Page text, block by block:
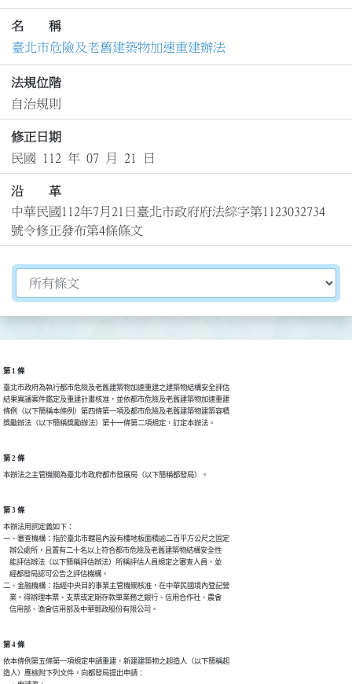
名 稱
臺北市危險及老舊建築物加速重建辦法
法規位階
自治規則
修正日期
民國 112 年 07 月 21 日
沿 革
中華民國112年7月21日臺北市政府府法綜字第1123032734
號令修正發布第4條條文
切換選擇法規資訊內容
第 1 條
臺北市政府為執行都市危險及老舊建築物加速重建之建築物結構安全評估
結果異議案件鑑定及重建計畫核准，並依都市危險及老舊建築物加速重建
條例（以下簡稱本條例）第四條第一項及都市危險及老舊建築物建築容積
獎勵辦法（以下簡稱獎勵辦法）第十一條第二項規定，訂定本辦法。
第 2 條
本辦法之主管機關為臺北市政府都市發展局（以下簡稱都發局）。
第 3 條
本辦法用詞定義如下：
一、審查機構：指於臺北市轄區內設有樓地板面積逾二百平方公尺之固定
    辦公處所，且置有二十名以上符合都市危險及老舊建築物結構安全性
    能評估辦法（以下簡稱評估辦法）所稱評估人員規定之審查人員，並
    經都發局認可公告之評估機構。
二、金融機構：指經中央目的事業主管機關核准，在中華民國境內登記營
    業，得辦理本票、支票或定期存款單業務之銀行、信用合作社、農會
    信用部、漁會信用部及中華郵政股份有限公司。
第 4 條
依本條例第五條第一項規定申請重建，新建建築物之起造人（以下簡稱起
造人）應檢附下列文件，向都發局提出申請：